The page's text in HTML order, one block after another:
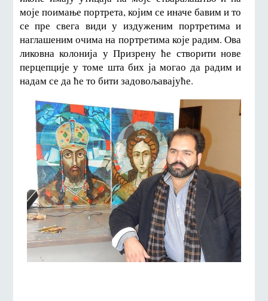
моје поимање портрета, којим се иначе бавим и то
се пре свега види у издуженим портретима и
наглашеним очима на портретима које радим. Ова
ликовна колонија у Призрену ће створити нове
перцепције у томе шта бих ја могао да радим и
надам се да ће то бити задовољавајуће.